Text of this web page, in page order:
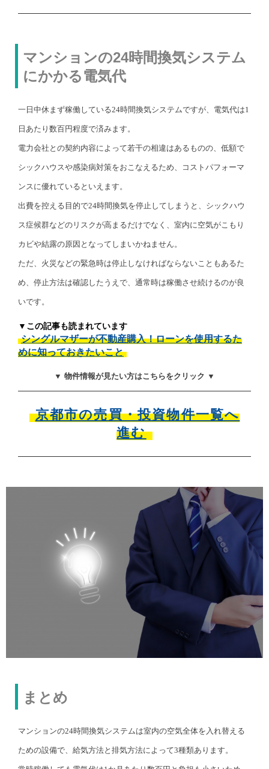
マンションの24時間換気システム
にかかる電気代
一日中休まず稼働している24時間換気システムですが、電気代は1
日あたり数百円程度で済みます。
電力会社との契約内容によって若干の相違はあるものの、低額で
シックハウスや感染病対策をおこなえるため、コストパフォーマ
ンスに優れているといえます。
出費を控える目的で24時間換気を停止してしまうと、シックハウ
ス症候群などのリスクが高まるだけでなく、室内に空気がこもり
カビや結露の原因となってしまいかねません。
ただ、火災などの緊急時は停止しなければならないこともあるた
め、停止方法は確認したうえで、通常時は稼働させ続けるのが良
いです。
▼この記事も読まれています
シングルマザーが不動産購入！ローンを使用するた
めに知っておきたいこと
▼ 物件情報が見たい方はこちらをクリック ▼
京都市の売買・投資物件一覧へ
進む
まとめ
マンションの24時間換気システムは室内の空気全体を入れ替える
ための設備で、給気方法と排気方法によって3種類あります。